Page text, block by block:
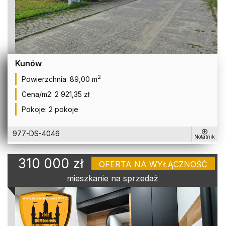
Kunów
Powierzchnia: 89,00 m2
Cena/m2: 2 921,35 zł
Pokoje: 2 pokoje
977-DS-4046 Notatnik
310 000 zł
OFERTA NA WYŁĄCZNOŚĆ
mieszkanie na sprzedaż